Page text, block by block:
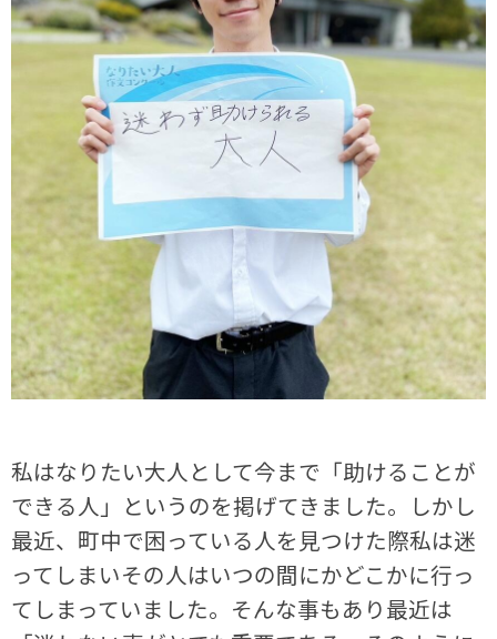
私はなりたい大人として今まで「助けることが
できる人」というのを掲げてきました。しかし
最近、町中で困っている人を見つけた際私は迷
ってしまいその人はいつの間にかどこかに行っ
てしまっていました。そんな事もあり最近は